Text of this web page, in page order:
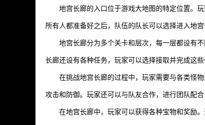
地宫长廊的入口位于游戏大地图的特定位置。
所有人都准备好之后，队伍的队长可以选择进入地宫
地宫长廊分为多个关卡和层次，每一层都设有
长廊还设有各种任务，玩家可以选择接取并完成这
在挑战地宫长廊的过程中，玩家需要与各类怪
攻击和防御。玩家还可以与队友合作，进行团队配合
在地宫长廊中，玩家可以获得各种宝物和奖励